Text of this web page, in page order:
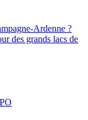
Ardenne ?
des grands lacs de